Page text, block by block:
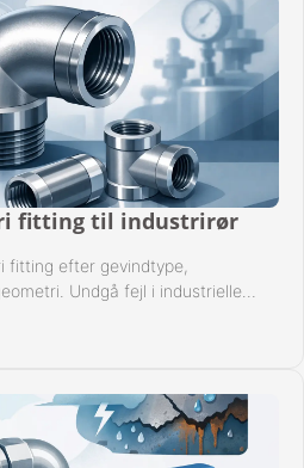
fitting til industrirør
fitting efter gevindtype,
Undgå fejl i industrielle